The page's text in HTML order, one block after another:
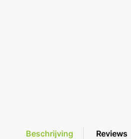
Beschrijving Reviews